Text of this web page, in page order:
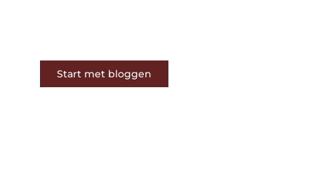
Start met bloggen